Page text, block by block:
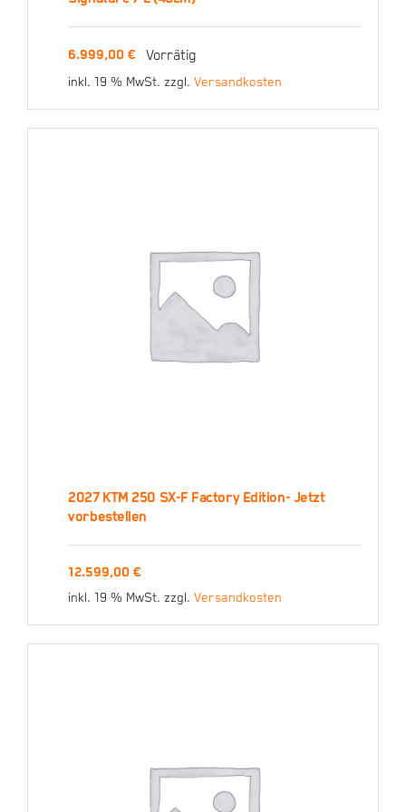
Carbon Tschugg
Signature / L (48cm)
6.999,00€ Vorrätig
inkl. 19 % MwSt. zzgl.Versandkosten
2027 KTM 250 SX-F
Factory Edition- Jetzt
vorbestellen
2027 KTM 250 SX-F Factory Edition- Jetzt
vorbestellen
12.599,00€
inkl. 19 % MwSt. zzgl.Versandkosten